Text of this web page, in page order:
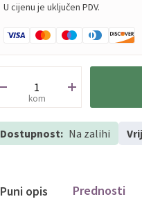
U cijenu je uključen PDV.
kom
Dostupnost: Na zalihi
Puni opis Prednosti